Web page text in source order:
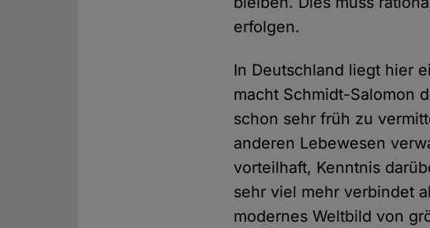
erfolgen.
In Deutschland liegt hier
macht Schmidt-Salomon
schon sehr früh zu
anderen Lebewesen
vorteilhaft, Kenntnis
sehr viel mehr verbindet
modernes Weltbild von